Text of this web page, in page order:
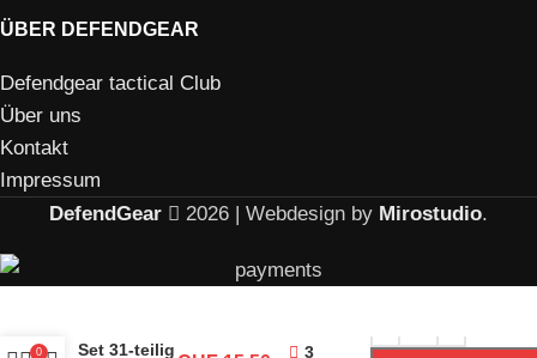
ÜBER DEFENDGEAR
Defendgear tactical Club
Über uns
Kontakt
Impressum
DefendGear
2026 | Webdesign by Mirostudio.
Set 31-teilig
3
0